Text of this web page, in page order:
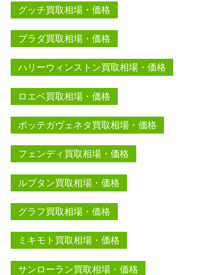
グッチ買取相場・価格
プラダ買取相場・価格
ハリーウィンストン買取相場・価格
ロエベ買取相場・価格
ボッテガヴェネタ買取相場・価格
フェンディ買取相場・価格
ルブタン買取相場・価格
グラフ買取相場・価格
ミキモト買取相場・価格
サンローラン買取相場・価格